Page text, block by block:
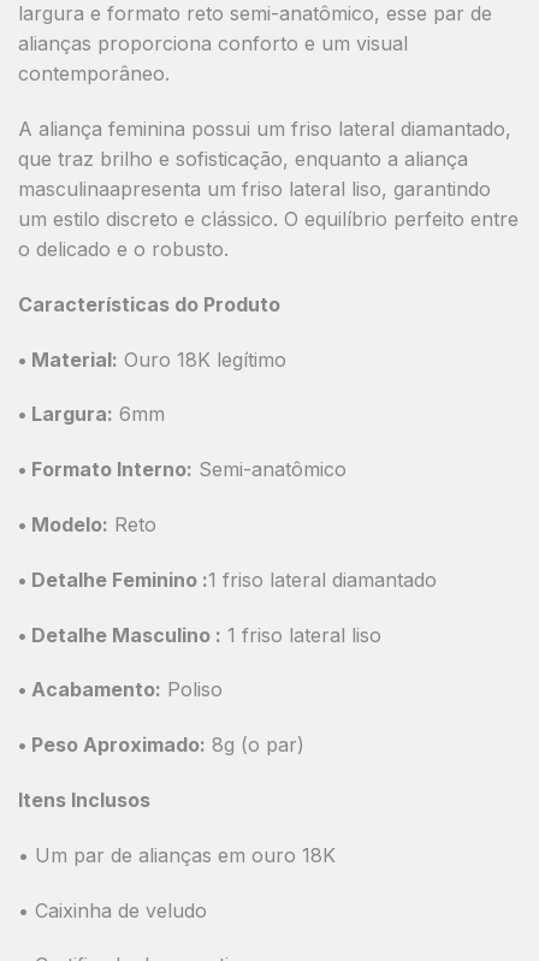
largura e formato reto semi-anatômico, esse par de
alianças proporciona conforto e um visual
contemporâneo.
A aliança feminina possui um friso lateral diamantado,
que traz brilho e sofisticação, enquanto a aliança
masculinaapresenta um friso lateral liso, garantindo
um estilo discreto e clássico. O equilíbrio perfeito entre
o delicado e o robusto.
Características do Produto
• Material: Ouro 18K legítimo
• Largura: 6mm
• Formato Interno: Semi-anatômico
• Modelo: Reto
• Detalhe Feminino :1 friso lateral diamantado
• Detalhe Masculino : 1 friso lateral liso
• Acabamento: Poliso
• Peso Aproximado: 8g (o par)
Itens Inclusos
• Um par de alianças em ouro 18K
• Caixinha de veludo